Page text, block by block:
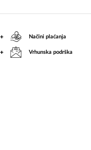
+ Načini plaćanja
+ Vrhunska podrška